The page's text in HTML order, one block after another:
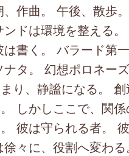
、作曲。 午後、散歩
ドは環境を整える
は書く。 バラード第
ナタ。 幻想ポロネー
り、静謐になる。
しかしここで、関
彼は守られる者。
々に、役割へ変わる